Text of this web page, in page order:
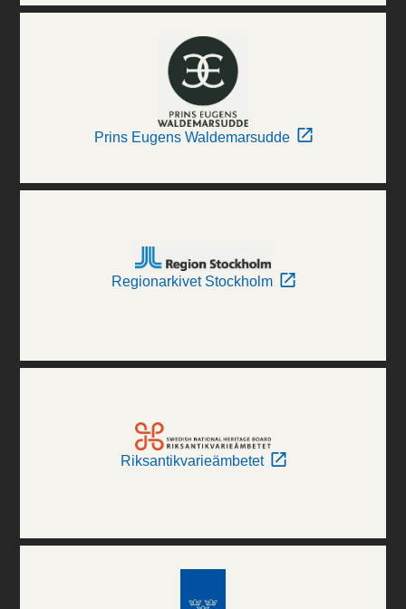
Prins Eugens Waldemarsudde
Regionarkivet Stockholm
Riksantikvarieämbetet